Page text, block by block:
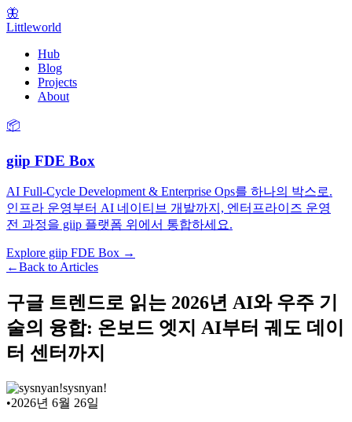
🦋
Littleworld
Hub
Blog
Projects
About
📦
giip FDE Box
AI Full-Cycle Development & Enterprise Ops를 하나의 박스로.
인프라 운영부터 AI 네이티브 개발까지, 엔터프라이즈 운영
전 과정을 giip 플랫폼 위에서 통합하세요.
Explore giip FDE Box →
←Back to Articles
구글 트렌드로 읽는 2026년 AI와 우주 기
술의 융합: 온보드 엣지 AI부터 궤도 데이
터 센터까지
sysnyan!
•2026년 6월 26일